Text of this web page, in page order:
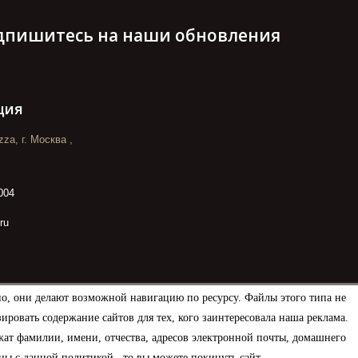
они делают возможной навигацию по ресурсу. Файлы этого типа не
содержание сайтов для тех, кого заинтересовала наша реклама.
фамилии, имени, отчества, адресов электронной почты, домашнего
на наши обновления
г. Москва ,